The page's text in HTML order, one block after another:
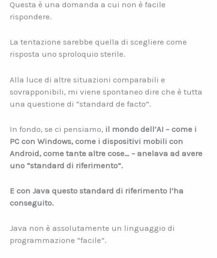
Questa è una domanda a cui non è facile
rispondere.
La tentazione sarebbe quella di scegliere come
risposta uno sproloquio sterile.
Alla luce di altre situazioni comparabili e
sovrapponibili, mi viene spontaneo dire che è tutta
una questione di “standard de facto”.
In fondo, se ci pensiamo, il mondo dell’AI – come i
PC con Windows, come i dispositivi mobili con
Android, come tante altre cose… – anelava ad avere
uno “standard di riferimento”.
E con Java questo standard di riferimento l’ha
conseguito.
Java non è assolutamente un linguaggio di
programmazione “facile”.